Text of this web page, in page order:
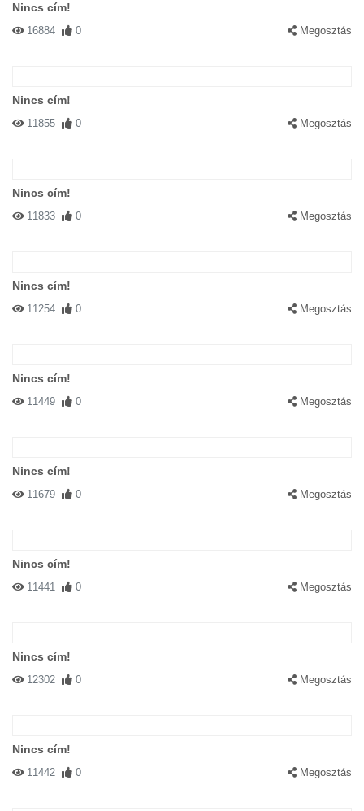
Nincs cím!
16884 0 Megosztás
Nincs cím!
11855 0 Megosztás
Nincs cím!
11833 0 Megosztás
Nincs cím!
11254 0 Megosztás
Nincs cím!
11449 0 Megosztás
Nincs cím!
11679 0 Megosztás
Nincs cím!
11441 0 Megosztás
Nincs cím!
12302 0 Megosztás
Nincs cím!
11442 0 Megosztás